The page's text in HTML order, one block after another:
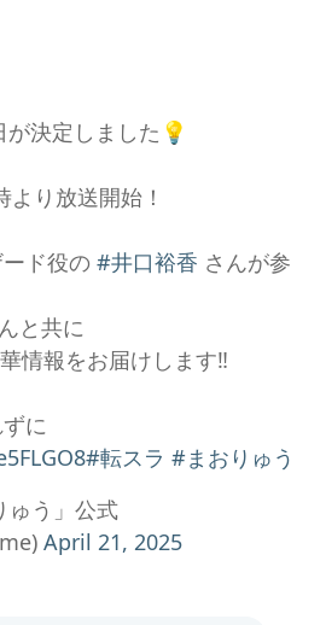
決定しました💡
り放送開始！
ド役の #井口裕香 さんが参
と共に
情報をお届けします‼
に
#転スラ #まおりゅう
う」公式
April 21, 2025